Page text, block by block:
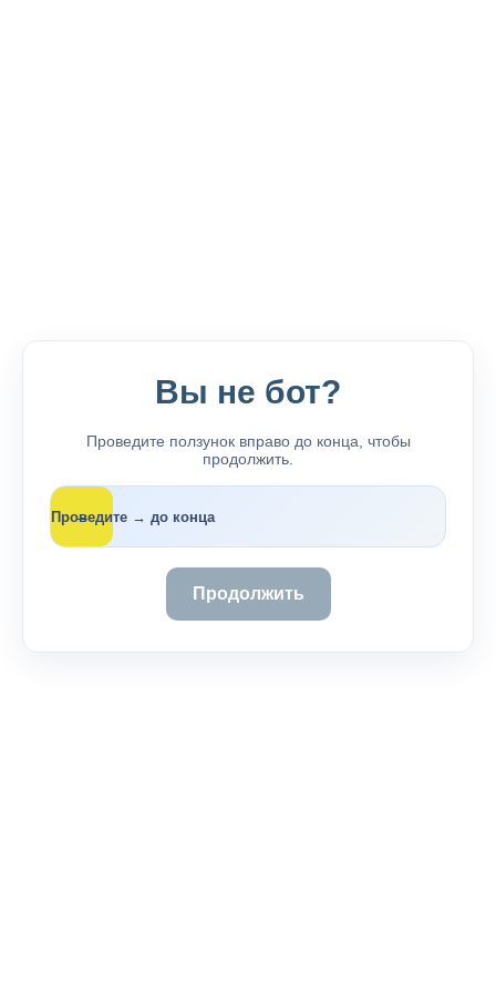
Вы не бот?
Проведите ползунок вправо до конца, чтобы
продолжить.
Проведите → до конца
→
Продолжить